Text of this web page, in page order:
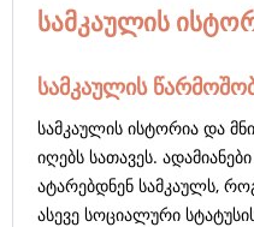
სამკაულის
სამკაულის
სამკაულის ისტორია და
იღებს სათავეს.
ატარებდნენ სამკაულს,
ასევე სოციალური